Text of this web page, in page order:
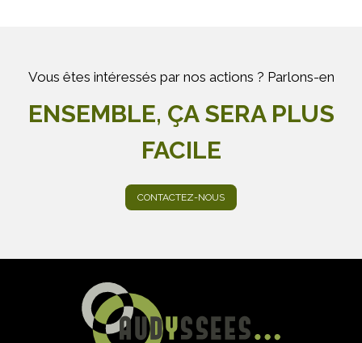
Vous êtes intéressés par nos actions ? Parlons-en
ENSEMBLE, ÇA SERA PLUS
FACILE
CONTACTEZ-NOUS